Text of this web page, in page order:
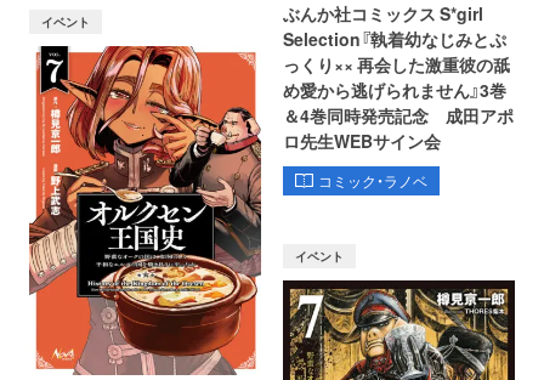
ぶんか社コミックス S*girl
Selection『執着幼なじみとぷ
っくり×× 再会した激重彼の舐
め愛から逃げられません』3巻
＆4巻同時発売記念 成田アポ
ロ先生WEBサイン会
コミック・ラノベ
イベント
イベント